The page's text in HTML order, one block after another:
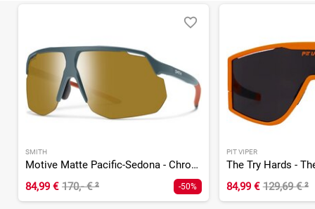
SMITH
Motive Matte Pacific-Sedona - ChromaPop Bronze Mirror
84,99 € 170,- €² -50%
PIT VIPER
The Try Hards -
84,99 € 129,69 €²